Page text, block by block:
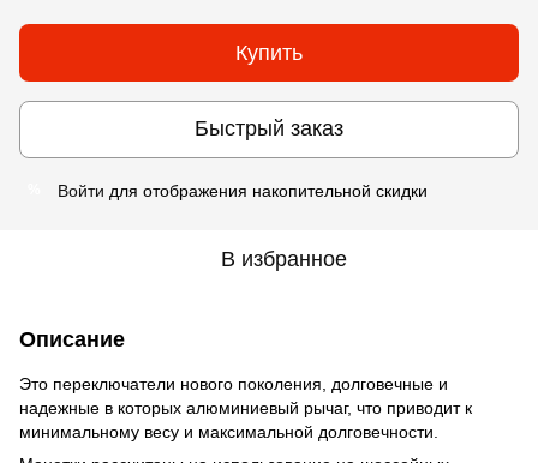
Купить
Быстрый заказ
Войти для отображения накопительной скидки
В избранное
Описание
Это переключатели нового поколения, долговечные и
надежные в которых алюминиевый рычаг, что приводит к
минимальному весу и максимальной долговечности.